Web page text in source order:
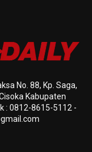
No. 88, Kp. Saga,
Kabupaten
: 0812-8615-5112 -